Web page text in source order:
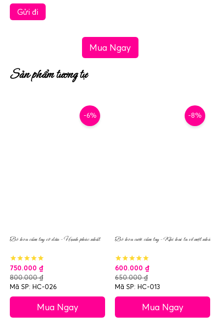
Mua Ngay
Sản phẩm tương tự
-6%
Bó hoa cầm tay cô dâu – Hạnh phúc nhất
750.000 ₫
800.000₫
Mã SP: HC-026
Mua Ngay
-8%
Bó hoa cưới cầm tay – Khi hai ta về một nhà
600.000 ₫
650.000₫
Mã SP: HC-013
Mua Ngay